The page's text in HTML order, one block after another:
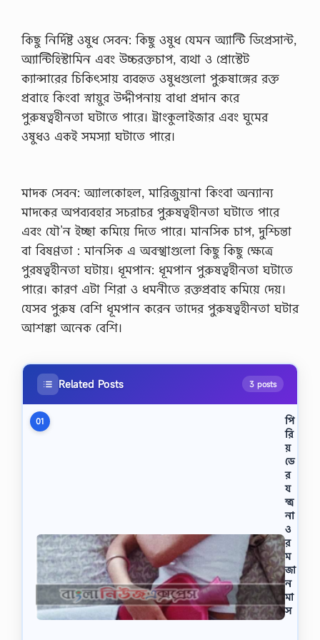
কিছু নির্দিষ্ট ওষুধ সেবন: কিছু ওষুধ যেমন অ্যান্টি ডিপ্রেসান্ট,
অ্যান্টিহিস্টামিন এবং উচ্চরক্তচাপ, ব্যথা ও প্রোস্টেট
ক্যান্সারের চিকিৎসায় ব্যবহৃত ওষুধগুলো­ পুরুষাঙ্গের রক্ত
প্রবাহে কিংবা স্নায়ুর উদ্দীপনায় বাধা প্রদান করে
পুরুষত্বহীনতা ঘটাতে পারে। ট্রাংকুলাইজার এবং ঘুমের
ওষুধও একই সমস্যা ঘটাতে পারে।
মাদক সেবন: অ্যালকোহল, মারিজুয়ানা কিংবা অন্যান্য
মাদকের অপব্যবহার সচরাচর পুরুষত্বহীনতা ঘটাতে পারে
এবং যৌ’ন ইচ্ছা কমিয়ে দিতে পারে। মানসিক চাপ, দুশ্চিন্তা
বা বিষণ্ণতা : মানসিক এ অবস্খাগুলো কিছু কিছু ক্ষেত্রে
পুরষত্বহীনতা ঘটায়। ধূমপান: ধূমপান পুরুষত্বহীনতা ঘটাতে
পারে। কারণ এটা শিরা ও ধমনীতে রক্তপ্রবাহ কমিয়ে দেয়।
যেসব পুরুষ বেশি ধূমপান করেন তাদের পুরুষত্বহীনতা ঘটার
আশঙ্কা অনেক বেশি।
Related Posts 3 posts
01
পি
রি
য়
ডে
র
য
ন্ত্র
না
ও
র
ম
জা
ন
মা
স